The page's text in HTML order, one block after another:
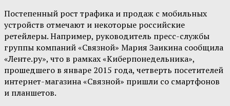
Постепенный рост трафика и продаж с мобильных
устройств отмечают и некоторые российские
ретейлеры. Например, руководитель пресс-службы
группы компаний «Связной» Мария Заикина сообщила
«Ленте.ру», что в рамках «Киберпонедельника»,
прошедшего в январе 2015 года, четверть посетителей
интернет-магазина «Связной» пришли со смартфонов
и планшетов.